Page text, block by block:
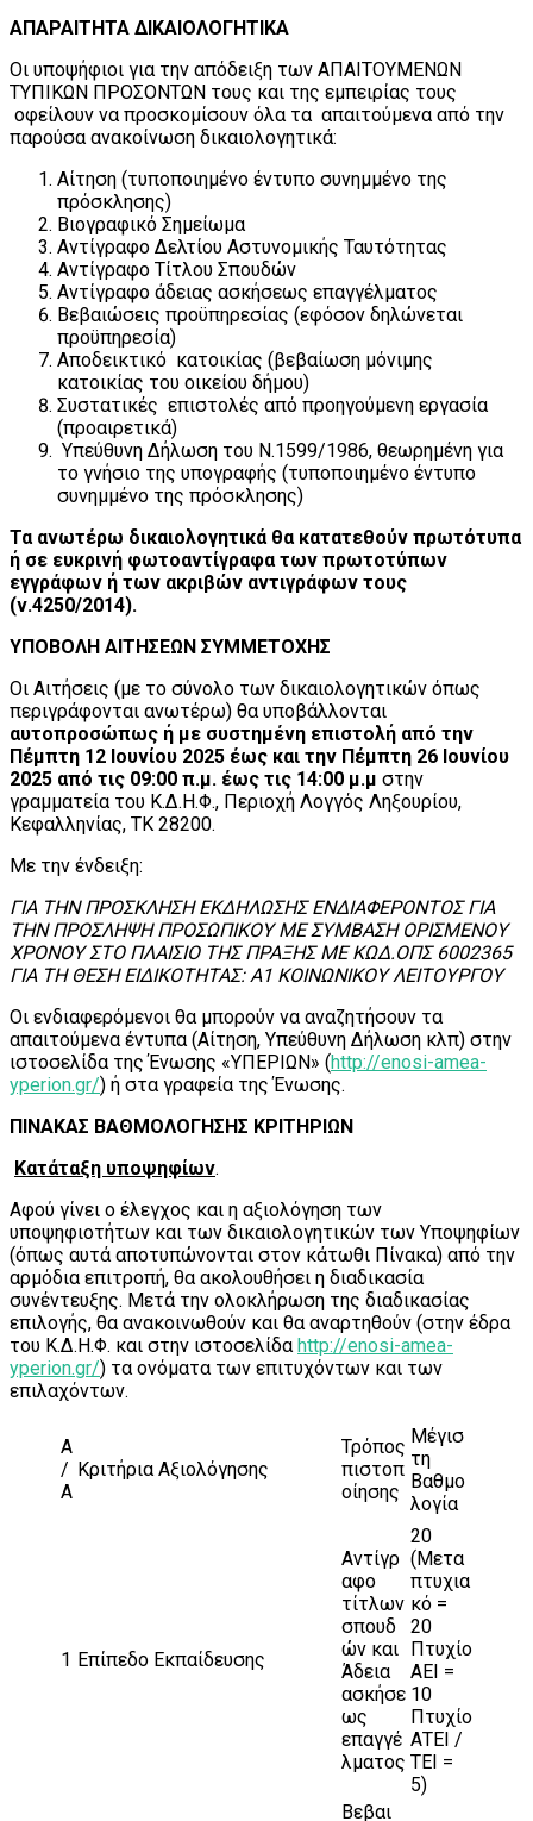
ΑΠΑΡΑΙΤΗΤΑ ΔΙΚΑΙΟΛΟΓΗΤΙΚΑ
Οι υποψήφιοι για την απόδειξη των ΑΠΑΙΤΟΥΜΕΝΩΝ
ΤΥΠΙΚΩΝ ΠΡΟΣΟΝΤΩΝ τους και της εμπειρίας τους
οφείλουν να προσκομίσουν όλα τα απαιτούμενα από την
παρούσα ανακοίνωση δικαιολογητικά:
Αίτηση (τυποποιημένο έντυπο συνημμένο της
πρόσκλησης)
Βιογραφικό Σημείωμα
Αντίγραφο Δελτίου Αστυνομικής Ταυτότητας
Αντίγραφο Τίτλου Σπουδών
Αντίγραφο άδειας ασκήσεως επαγγέλματος
Βεβαιώσεις προϋπηρεσίας (εφόσον δηλώνεται
προϋπηρεσία)
Αποδεικτικό κατοικίας (βεβαίωση μόνιμης
κατοικίας του οικείου δήμου)
Συστατικές επιστολές από προηγούμενη εργασία
(προαιρετικά)
Υπεύθυνη Δήλωση του Ν.1599/1986, θεωρημένη για
το γνήσιο της υπογραφής (τυποποιημένο έντυπο
συνημμένο της πρόσκλησης)
Τα ανωτέρω δικαιολογητικά θα κατατεθούν πρωτότυπα
ή σε ευκρινή φωτοαντίγραφα των πρωτοτύπων
εγγράφων ή των ακριβών αντιγράφων τους
(ν.4250/2014).
ΥΠΟΒΟΛΗ ΑΙΤΗΣΕΩΝ ΣΥΜΜΕΤΟΧΗΣ
Οι Αιτήσεις (με το σύνολο των δικαιολογητικών όπως
περιγράφονται ανωτέρω) θα υποβάλλονται
αυτοπροσώπως ή με συστημένη επιστολή από την
Πέμπτη 12 Ιουνίου 2025 έως και την Πέμπτη 26 Ιουνίου
2025 από τις 09:00 π.μ. έως τις 14:00 μ.μ στην
γραμματεία του Κ.Δ.Η.Φ., Περιοχή Λογγός Ληξουρίου,
Κεφαλληνίας, ΤΚ 28200.
Με την ένδειξη:
ΓΙΑ ΤΗΝ ΠΡΟΣΚΛΗΣΗ ΕΚΔΗΛΩΣΗΣ ΕΝΔΙΑΦΕΡΟΝΤΟΣ ΓΙΑ
ΤΗΝ ΠΡΟΣΛΗΨΗ ΠΡΟΣΩΠΙΚΟΥ ΜΕ ΣΥΜΒΑΣΗ ΟΡΙΣΜΕΝΟΥ
ΧΡΟΝΟΥ ΣΤΟ ΠΛΑΙΣΙΟ ΤΗΣ ΠΡΑΞΗΣ ΜΕ ΚΩΔ.ΟΠΣ 6002365
ΓΙΑ ΤΗ ΘΕΣΗ ΕΙΔΙΚΟΤΗΤΑΣ: Α1 ΚΟΙΝΩΝΙΚΟΥ ΛΕΙΤΟΥΡΓΟΥ
Οι ενδιαφερόμενοι θα μπορούν να αναζητήσουν τα
απαιτούμενα έντυπα (Αίτηση, Υπεύθυνη Δήλωση κλπ) στην
ιστοσελίδα της Ένωσης «ΥΠΕΡΙΩΝ» (http://enosi-amea-
yperion.gr/) ή στα γραφεία της Ένωσης.
ΠΙΝΑΚΑΣ ΒΑΘΜΟΛΟΓΗΣΗΣ ΚΡΙΤΗΡΙΩΝ
Κατάταξη υποψηφίων.
Αφού γίνει ο έλεγχος και η αξιολόγηση των
υποψηφιοτήτων και των δικαιολογητικών των Υποψηφίων
(όπως αυτά αποτυπώνονται στον κάτωθι Πίνακα) από την
αρμόδια επιτροπή, θα ακολουθήσει η διαδικασία
συνέντευξης. Μετά την ολοκλήρωση της διαδικασίας
επιλογής, θα ανακοινωθούν και θα αναρτηθούν (στην έδρα
του Κ.Δ.Η.Φ. και στην ιστοσελίδαhttp://enosi-amea-
yperion.gr/) τα ονόματα των επιτυχόντων και των
επιλαχόντων.
Α
/
Α
Κριτήρια Αξιολόγησης
Τρόπος
πιστοπ
οίησης
Μέγισ
τη
Βαθμο
λογία
1 Επίπεδο Εκπαίδευσης
Αντίγρ
αφο
τίτλων
σπουδ
ών και
Άδεια
ασκήσε
ως
επαγγέ
λματος
20
(Μετα
πτυχια
κό =
20
Πτυχίο
ΑΕΙ =
10
Πτυχίο
ΑΤΕΙ /
ΤΕΙ =
5)
Βεβαι